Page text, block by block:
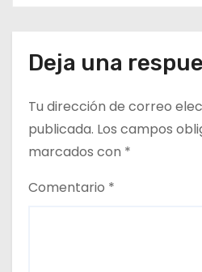
t
a
d
a
Deja una
Tu dirección de correo
publicada. Los campos
marcados con *
Comentario *